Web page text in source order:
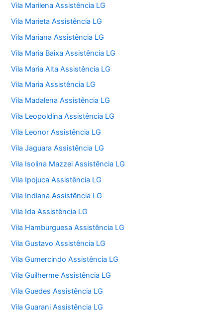
Vila Marilena Assistência LG
Vila Marieta Assistência LG
Vila Mariana Assistência LG
Vila Maria Baixa Assistência LG
Vila Maria Alta Assistência LG
Vila Maria Assistência LG
Vila Madalena Assistência LG
Vila Leopoldina Assistência LG
Vila Leonor Assistência LG
Vila Jaguara Assistência LG
Vila Isolina Mazzei Assistência LG
Vila Ipojuca Assistência LG
Vila Indiana Assistência LG
Vila Ida Assistência LG
Vila Hamburguesa Assistência LG
Vila Gustavo Assistência LG
Vila Gumercindo Assistência LG
Vila Guilherme Assistência LG
Vila Guedes Assistência LG
Vila Guarani Assistência LG